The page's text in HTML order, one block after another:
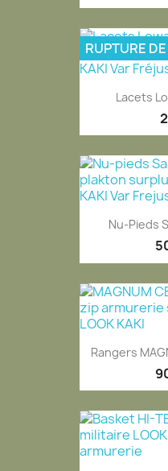
Lacets
RUPTURE
Nu-Pieds
Rangers